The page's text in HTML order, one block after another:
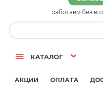
работаем без
КАТАЛОГ
АКЦИИ ОПЛАТА